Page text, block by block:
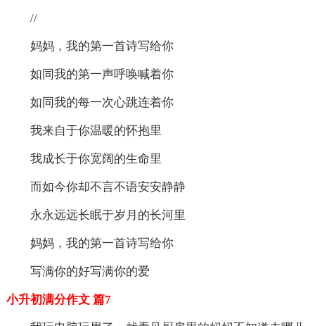
//
妈妈，我的第一首诗写给你
如同我的第一声呼唤喊着你
如同我的每一次心跳连着你
我来自于你温暖的怀抱里
我成长于你宽阔的生命里
而如今你却不言不语安安静静
永永远远长眠于岁月的长河里
妈妈，我的第一首诗写给你
写满你的好写满你的爱
小升初满分作文 篇7